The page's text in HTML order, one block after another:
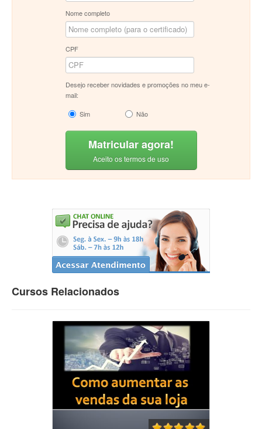
Nome completo
CPF
Desejo receber novidades e promoções no meu e-
mail:
Sim
Não
Matricular agora!
Aceito os termos de uso
Cursos Relacionados